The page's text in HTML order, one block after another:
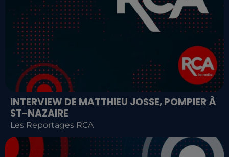
INTERVIEW DE MATTHIEU JOSSE, POMPIER À
ST-NAZAIRE
Les Reportages RCA